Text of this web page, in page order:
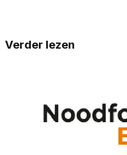
Verder lezen